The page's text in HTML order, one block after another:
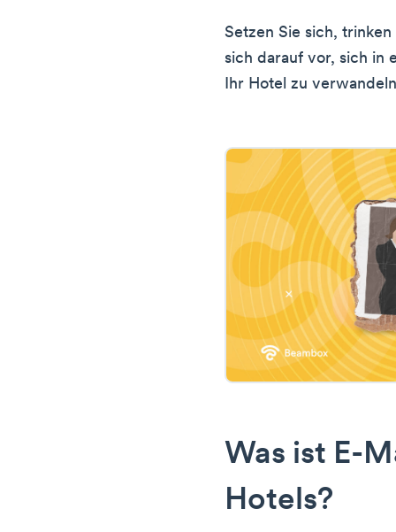
Setzen Sie sich,
sich darauf vor, sich in
Ihr Hotel zu
Was ist E-
Hotels?